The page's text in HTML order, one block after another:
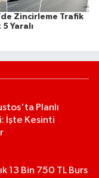
Zincirleme Trafik
5 Yaralı
Planlı
İşte Kesinti
13 Bin 750 TL Burs